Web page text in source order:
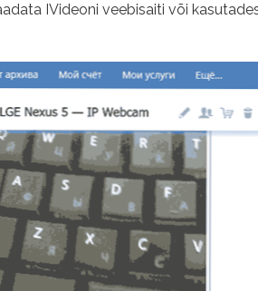
IVideoni veebisaiti või